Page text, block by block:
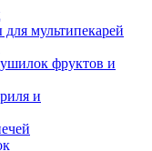
для мультипекарей
фруктов и
и